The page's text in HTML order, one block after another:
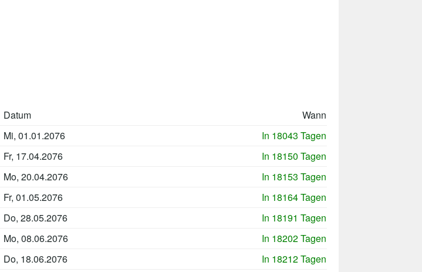
Datum
Wann
Mi, 01.01.2076
In 18043 Tagen
Fr, 17.04.2076
In 18150 Tagen
Mo, 20.04.2076
In 18153 Tagen
Fr, 01.05.2076
In 18164 Tagen
Do, 28.05.2076
In 18191 Tagen
Mo, 08.06.2076
In 18202 Tagen
Do, 18.06.2076
In 18212 Tagen